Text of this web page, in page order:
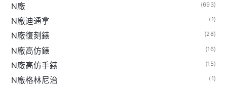
N廠 (693)
N廠迪通拿 (1)
N廠復刻錶 (28)
N廠高仿錶 (16)
N廠高仿手錶 (15)
N廠格林尼治 (1)